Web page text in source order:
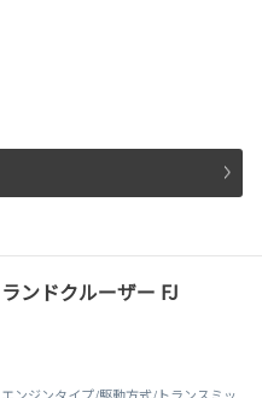
ランドクルーザー FJ